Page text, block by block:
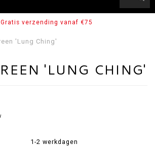
Gratis verzending vanaf €75
'Lung Ching'
'LUNG CHING'
1-2 werkdagen